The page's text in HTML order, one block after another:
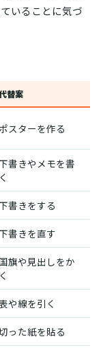
いることに気づ
替案
ポスターを作る
書きやメモを書
く
書きをする
書きを直す
旗や見出しをか
く
や線を引く
った紙を貼る